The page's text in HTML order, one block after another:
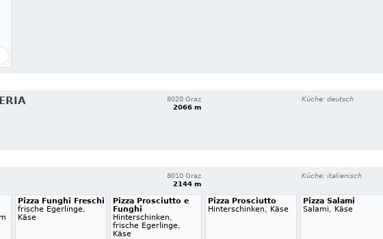
8020 Graz
2066 m
Küche: deutsch
8010 Graz
2144 m
Küche: italienisch
Pizza Funghi Freschi
frische Egerlinge,
Käse
Pizza Prosciutto e
Funghi
Hinterschinken,
frische Egerlinge,
Käse
Pizza Prosciutto
Hinterschinken, Käse
Pizza Salami
Salami, Käse